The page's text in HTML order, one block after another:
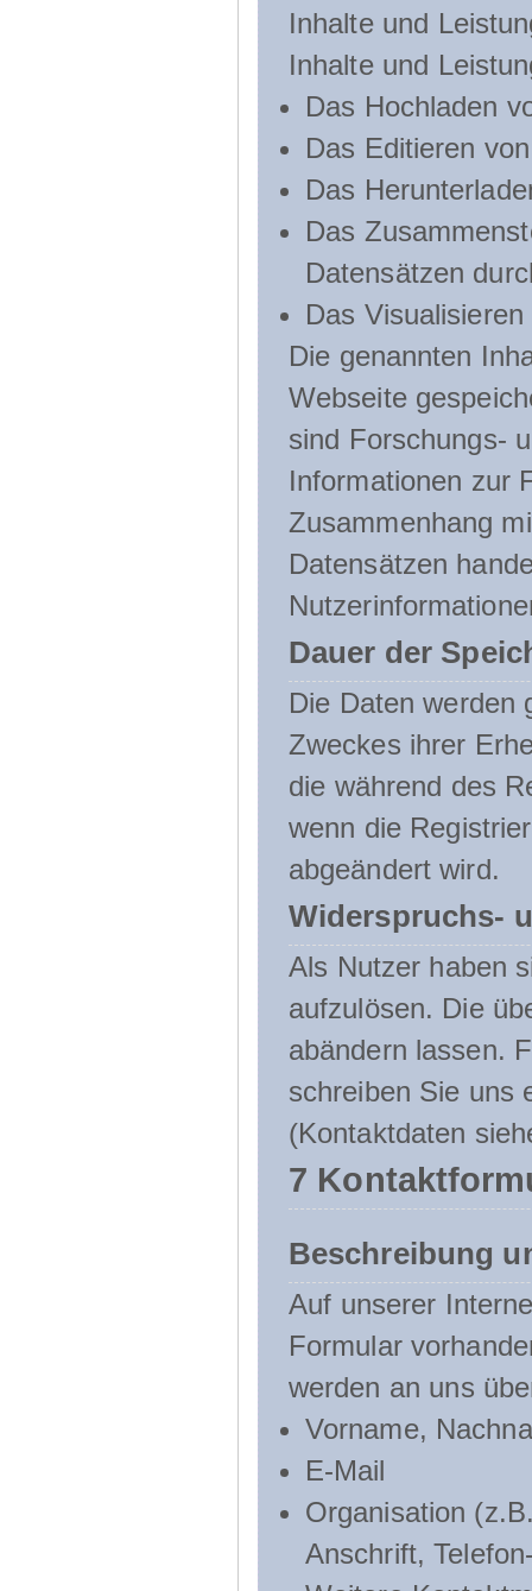
Inhalte und
Inhalte und
Das Hochladen
Das Editieren
Das
Das
Datensätzen
Das
Die genannten
Webseite
sind Forschungs-
Informationen zur
Zusammenhang
Datensätzen
Dauer der
Die Daten werden
Zweckes ihrer
die während des
wenn die
abgeändert wird.
Widerspruchs-
Als Nutzer haben
aufzulösen. Die
abändern lassen.
schreiben Sie uns
(Kontaktdaten
7
Beschreibung
Auf unserer
Formular
werden an uns
Vorname,
E-Mail
Organisation
Anschrift,